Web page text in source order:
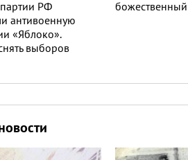
РФ
антивоенную
«Яблоко».
выборов